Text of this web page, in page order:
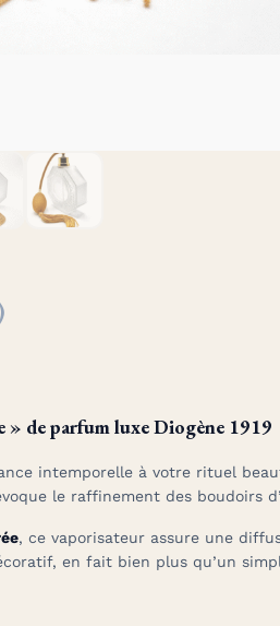
» de parfum luxe Diogène 1919
intemporelle à votre rituel
le raffinement des boudoirs
, ce vaporisateur assure une
en fait bien plus qu’un